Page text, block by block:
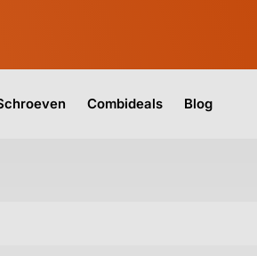
Combideals Blog